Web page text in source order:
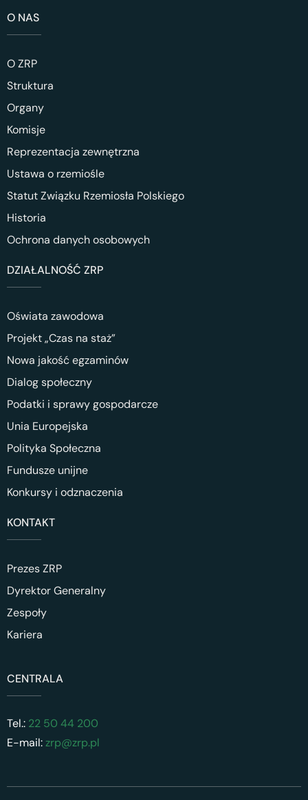
O NAS
O ZRP
Struktura
Organy
Komisje
Reprezentacja zewnętrzna
Ustawa o rzemiośle
Statut Związku Rzemiosła Polskiego
Historia
Ochrona danych osobowych
DZIAŁALNOŚĆ ZRP
Oświata zawodowa
Projekt „Czas na staż”
Nowa jakość egzaminów
Dialog społeczny
Podatki i sprawy gospodarcze
Unia Europejska
Polityka Społeczna
Fundusze unijne
Konkursy i odznaczenia
KONTAKT
Prezes ZRP
Dyrektor Generalny
Zespoły
Kariera
CENTRALA
Tel.: 22 50 44 200
E-mail:zrp@zrp.pl